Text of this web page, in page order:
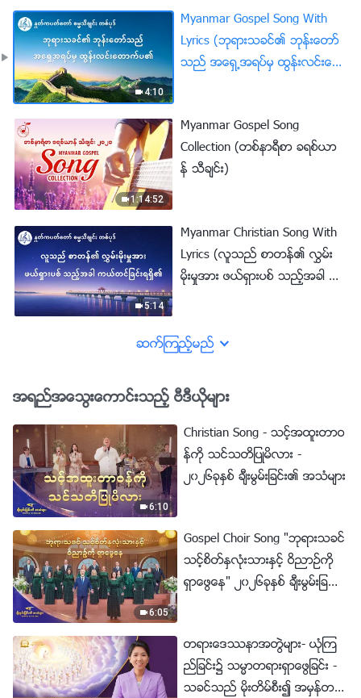
4:10
Myanmar Gospel Song With
Lyrics (ဘုရားသခင္၏ ဘုန္းေတာ္
သည္ အေရွ႕အရပ္မွ ထြန္းလင္းေ
1:14:52
Myanmar Gospel Song
Collection (တစ္နာရီစာ ခရစ္ယာ
န္ သီခ်င္း)
5:14
Myanmar Christian Song With
Lyrics (လူသည္ စာတန္၏ လႊမ္း
မိုးမႈအား ဖယ္ရွားပစ္ သည့္အခါ က
ဆက္ၾကည့္မည္
အရည္အေသြးေကာင္းသည့္ ဗီဒီယိုမ်ား
6:10
Christian Song - သင့္အထူးတာဝ
န္ကို သင္သတိျပဳမိလား -
၂၀၂၆ခုႏွစ္ ခ်ီးမြမ္းျခင္း၏ အသံမ်ား
6:05
Gospel Choir Song "ဘုရားသခင္
သင့္စိတ္ႏွလုံးသားႏွင့္ ဝိညာဥ္ကို
ရွာေဖြေန" ၂၀၂၆ခုႏွစ္ ခ်ီးမြမ္းျခ
တရားေဒႆနာအတြဲမ်ား- ယုံၾက
ည္ျခင္း၌ သမၼာတရားရွာေဖြျခင္း -
သခင္သည္ မိုးတိမ္စီး၍ အမွန္တက